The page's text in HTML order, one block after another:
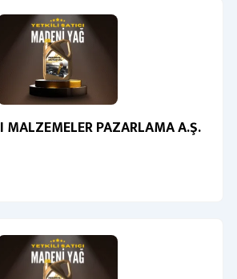
MALZEMELER PAZARLAMA A.Ş.